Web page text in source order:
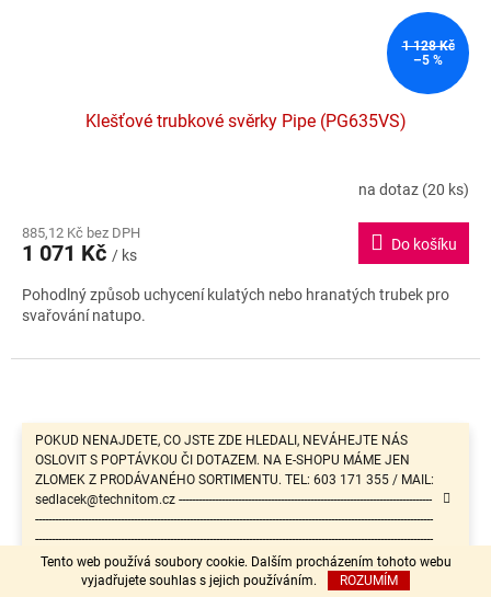
Tento web používá soubory cookie. Dalším procházením tohoto webu
vyjadřujete souhlas s jejich používáním.
ROZUMÍM
POKUD NENAJDETE, CO JSTE ZDE HLEDALI, NEVÁHEJTE NÁS
OSLOVIT S POPTÁVKOU ČI DOTAZEM. NA E-SHOPU MÁME JEN
ZLOMEK Z PRODÁVANÉHO SORTIMENTU. TEL: 603 171 355 / MAIL:
sedlacek@technitom.cz -----------------------------------------------------------------------------
-------------------------------------------------------------------------------------------------------------------------
-------------------------------------------------------------------------------------------------------------------------
-------------------------------------------------------
1 128 Kč
–5 %
Klešťové trubkové svěrky Pipe (PG635VS)
na dotaz (20 ks)
885,12 Kč bez DPH
1 071 Kč / ks
Do košíku
Pohodlný způsob uchycení kulatých nebo hranatých trubek pro
svařování natupo.